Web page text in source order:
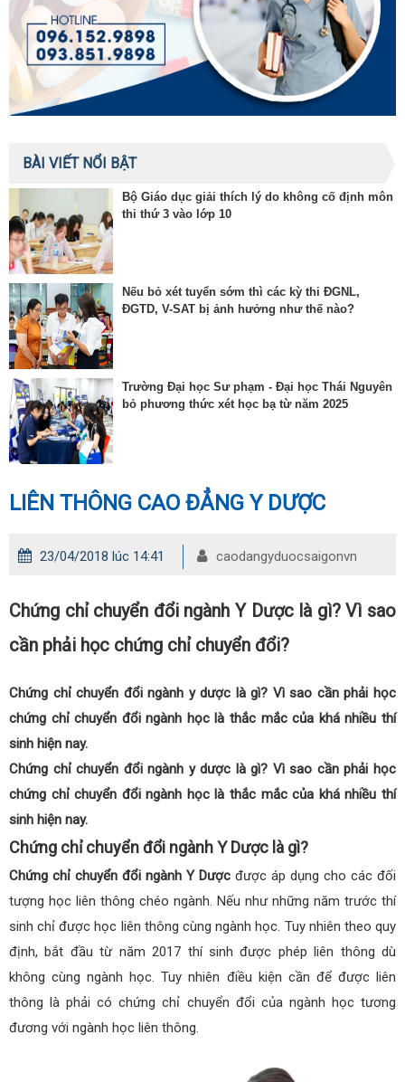
BÀI VIẾT NỔI BẬT
Bộ Giáo dục giải thích lý do không cố định môn
thi thứ 3 vào lớp 10
Nếu bỏ xét tuyển sớm thì các kỳ thi ĐGNL,
ĐGTD, V-SAT bị ảnh hưởng như thế nào?
Trường Đại học Sư phạm - Đại học Thái Nguyên
bỏ phương thức xét học bạ từ năm 2025
LIÊN THÔNG CAO ĐẲNG Y DƯỢC
23/04/2018 lúc 14:41 caodangyduocsaigonvn
Chứng chỉ chuyển đổi ngành Y Dược là gì? Vì sao
cần phải học chứng chỉ chuyển đổi?
Chứng chỉ chuyển đổi ngành y dược là gì? Vì sao cần phải học
chứng chỉ chuyển đổi ngành học là thắc mắc của khá nhiều thí
sinh hiện nay.
Chứng chỉ chuyển đổi ngành y dược là gì? Vì sao cần phải học
chứng chỉ chuyển đổi ngành học là thắc mắc của khá nhiều thí
sinh hiện nay.
Chứng chỉ chuyển đổi ngành Y Dược là gì?
Chứng chỉ chuyển đổi ngành Y Dược được áp dụng cho các đối
tượng học liên thông chéo ngành. Nếu như những năm trước thí
sinh chỉ được học liên thông cùng ngành học. Tuy nhiên theo quy
định, bắt đầu từ năm 2017 thí sinh được phép liên thông dù
không cùng ngành học. Tuy nhiên điều kiện cần để được liên
thông là phải có chứng chỉ chuyển đổi của ngành học tương
đương với ngành học liên thông.